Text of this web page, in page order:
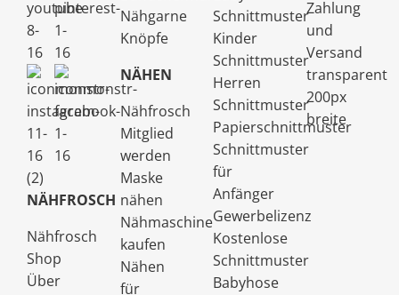
NÄHFROSCH
Nähfrosch
Shop
Über
Nähgarne
Knöpfe
NÄHEN
Nähfrosch
Mitglied
werden
Maske
nähen
Nähmaschine
kaufen
Nähen
für
Schnittmuster
Kinder
Schnittmuster
Herren
Schnittmuster
Papierschnittmuster
Schnittmuster
für
Anfänger
Gewerbelizenz
Kostenlose
Schnittmuster
Babyhose